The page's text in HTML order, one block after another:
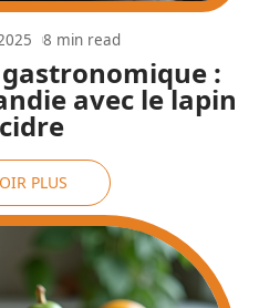
:
avec le lapin
8 min read
PLUS